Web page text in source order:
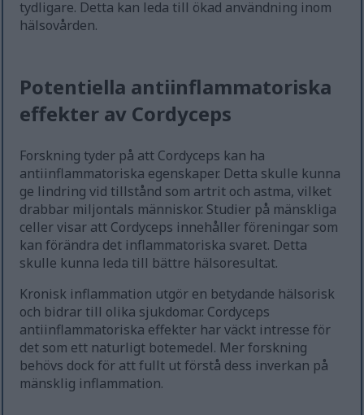
tydligare. Detta kan leda till ökad användning inom
hälsovården.
Potentiella antiinflammatoriska
effekter av Cordyceps
Forskning tyder på att Cordyceps kan ha
antiinflammatoriska egenskaper. Detta skulle kunna
ge lindring vid tillstånd som artrit och astma, vilket
drabbar miljontals människor. Studier på mänskliga
celler visar att Cordyceps innehåller föreningar som
kan förändra det inflammatoriska svaret. Detta
skulle kunna leda till bättre hälsoresultat.
Kronisk inflammation utgör en betydande hälsorisk
och bidrar till olika sjukdomar. Cordyceps
antiinflammatoriska effekter har väckt intresse för
det som ett naturligt botemedel. Mer forskning
behövs dock för att fullt ut förstå dess inverkan på
mänsklig inflammation.